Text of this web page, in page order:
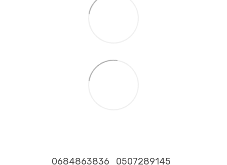
0684863836 0507289145